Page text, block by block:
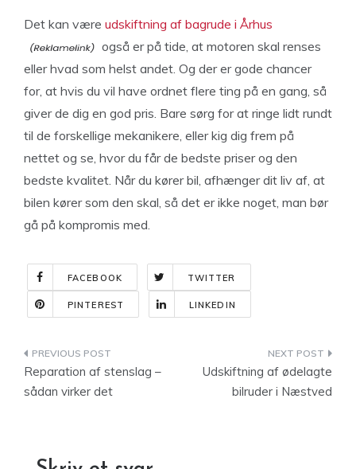
Det kan være udskiftning af bagrude i Århus
også er på tide, at motoren skal renses
eller hvad som helst andet. Og der er gode chancer
for, at hvis du vil have ordnet flere ting på en gang, så
giver de dig en god pris. Bare sørg for at ringe lidt rundt
til de forskellige mekanikere, eller kig dig frem på
nettet og se, hvor du får de bedste priser og den
bedste kvalitet. Når du kører bil, afhænger dit liv af, at
bilen kører som den skal, så det er ikke noget, man bør
gå på kompromis med.
FACEBOOK TWITTER
PINTEREST LINKEDIN
Indlægsnavigation
Reparation af stenslag –
sådan virker det
Udskiftning af ødelagte
bilruder i Næstved